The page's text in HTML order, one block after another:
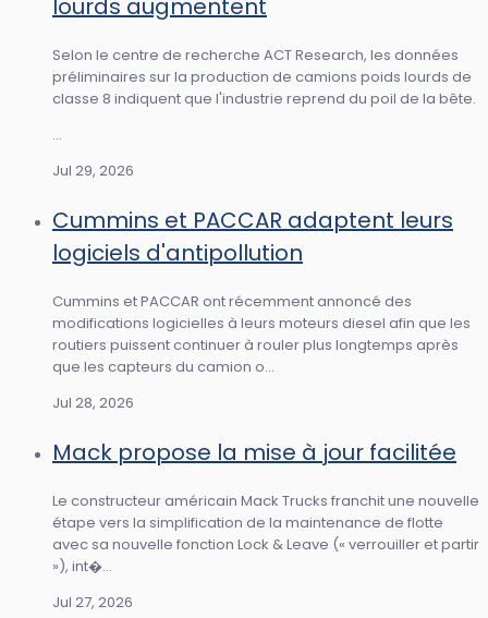
lourds augmentent
Selon le centre de recherche ACT Research, les données
préliminaires sur la production de camions poids lourds de
classe 8 indiquent que l'industrie reprend du poil de la bête.
...
Jul 29, 2026
Cummins et PACCAR adaptent leurs
logiciels d'antipollution
Cummins et PACCAR ont récemment annoncé des
modifications logicielles à leurs moteurs diesel afin que les
routiers puissent continuer à rouler plus longtemps après
que les capteurs du camion o...
Jul 28, 2026
Mack propose la mise à jour facilitée
Le constructeur américain Mack Trucks franchit une nouvelle
étape vers la simplification de la maintenance de flotte
avec sa nouvelle fonction Lock & Leave (« verrouiller et partir
»), int�...
Jul 27, 2026